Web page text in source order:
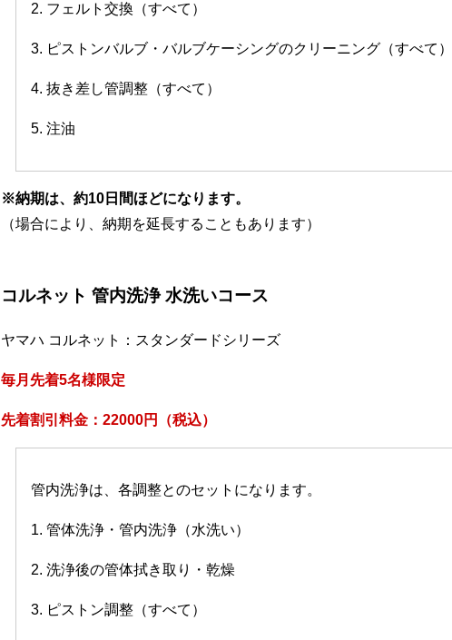
2. フェルト交換（すべて）
3. ピストンバルブ・バルブケーシングのクリーニング（すべて）
4. 抜き差し管調整（すべて）
5. 注油
※納期は、約10日間ほどになります。
（場合により、納期を延長することもあります）
コルネット 管内洗浄 水洗いコース
ヤマハ コルネット：スタンダードシリーズ
毎月先着5名様限定
先着割引料金：22000円（税込）
管内洗浄は、各調整とのセットになります。
1. 管体洗浄・管内洗浄（水洗い）
2. 洗浄後の管体拭き取り・乾燥
3. ピストン調整（すべて）